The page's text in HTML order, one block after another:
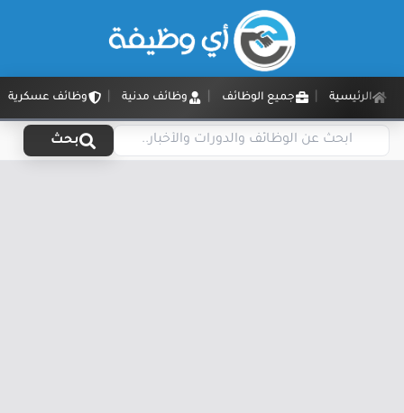
الرئيسية جميع الوظائف وظائف مدنية وظائف عسكرية
بحث